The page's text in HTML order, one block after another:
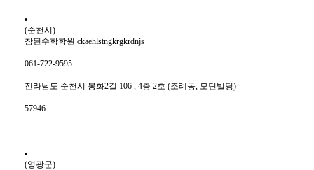
(순천시)
참된수학학원 ckaehlstngkrgkrdnjs
061-722-9595
전라남도 순천시 봉화2길 106 , 4층 2호 (조례동, 모던빌딩)
57946
(영광군)